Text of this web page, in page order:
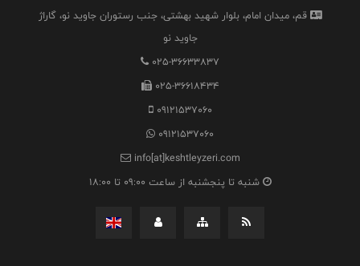
قم، میدان امام، بلوار شهید بهشتی، جنب رستوران جاوید نو، گاراژ
جاوید نو
025-36633837
025-36618434
09121537060
09121537060
info[at]keshtleyzeri.com
شنبه تا پنجشنبه از ساعت 09:00 تا 18:00